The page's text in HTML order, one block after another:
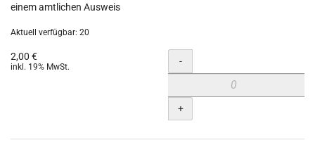
einem amtlichen Ausweis
Aktuell verfügbar: 20
2,00 €
inkl. 19% MwSt. Menge
-
+